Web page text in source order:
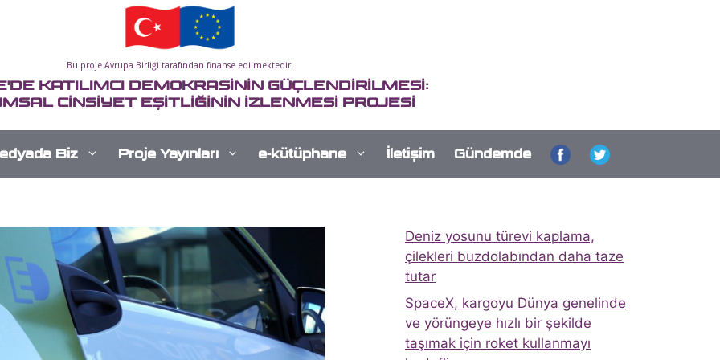
Bu proje Avrupa Birliği tarafından finanse edilmektedir.
KATILIMCI DEMOKRASİNİN GÜÇLENDİRİLMESİ:
CİNSİYET EŞİTLİĞİNİN İZLENMESİ PROJESİ
Biz Proje Yayınları e-kütüphane İletişim Gündemde
Deniz yosunu türevi kaplama,
çilekleri buzdolabından daha taze
tutar
SpaceX, kargoyu Dünya genelinde
ve yörüngeye hızlı bir şekilde
taşımak için roket kullanmayı